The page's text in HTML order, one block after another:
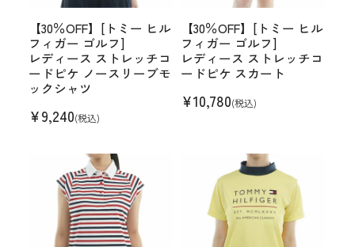
【30％OFF】[トミー ヒル
フィガー ゴルフ]
レディース ストレッチコ
ードピケ ノースリーブモ
ックシャツ
¥9,240(税込)
【30％OFF】[トミー ヒル
フィガー ゴルフ]
レディース ストレッチコ
ードピケ スカート
¥10,780(税込)